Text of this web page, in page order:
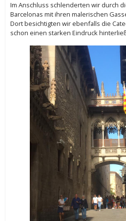
Im Anschluss schlenderten wir durch
Barcelonas mit ihren malerischen
Dort besichtigten wir ebenfalls die
schon einen starken Eindruck